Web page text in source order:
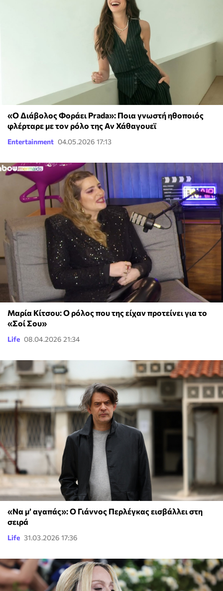
«Ο Διάβολος Φοράει Prada»: Ποια γνωστή ηθοποιός
φλέρταρε με τον ρόλο της Αν Χάθαγουεϊ
Entertainment 04.05.2026 17:13
Μαρία Κίτσου: Ο ρόλος που της είχαν προτείνει για το
«Σοί Σου»
Life 08.04.2026 21:34
«Να μ’ αγαπάς»: Ο Γιάννος Περλέγκας εισβάλλει στη
σειρά
Life 31.03.2026 17:36